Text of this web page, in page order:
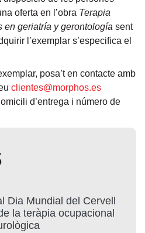
oferta en l’obra Terapia
en geriatría y gerontología sent
l’exemplar s’especifica el
posa’t en contacte amb
clientes@morphos.es
d’entrega i número de
Dia Mundial del Cervell
la teràpia ocupacional